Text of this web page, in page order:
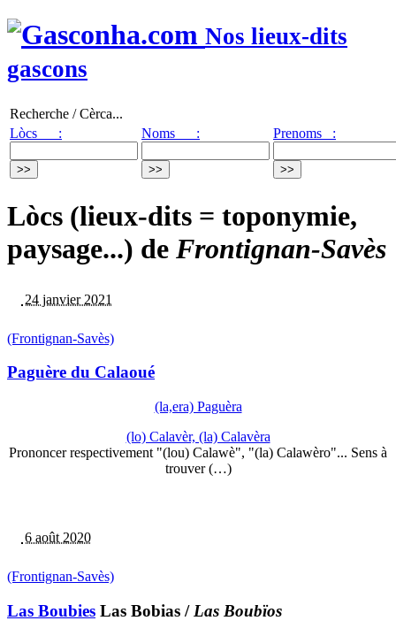
Nos lieux-dits
gascons
Recherche / Cèrca...
Lòcs :
Noms : Prenoms :
Lòcs (lieux-dits = toponymie,
paysage...) de Frontignan-Savès
24 janvier 2021
(Frontignan-Savès)
Paguère du Calaoué
(la,era) Paguèra
(lo) Calavèr, (la) Calavèra
Prononcer respectivement "(lou) Calawè", "(la) Calawèro"... Sens à
trouver (…)
6 août 2020
(Frontignan-Savès)
Las Boubies Las Bobias / Las Boubïos